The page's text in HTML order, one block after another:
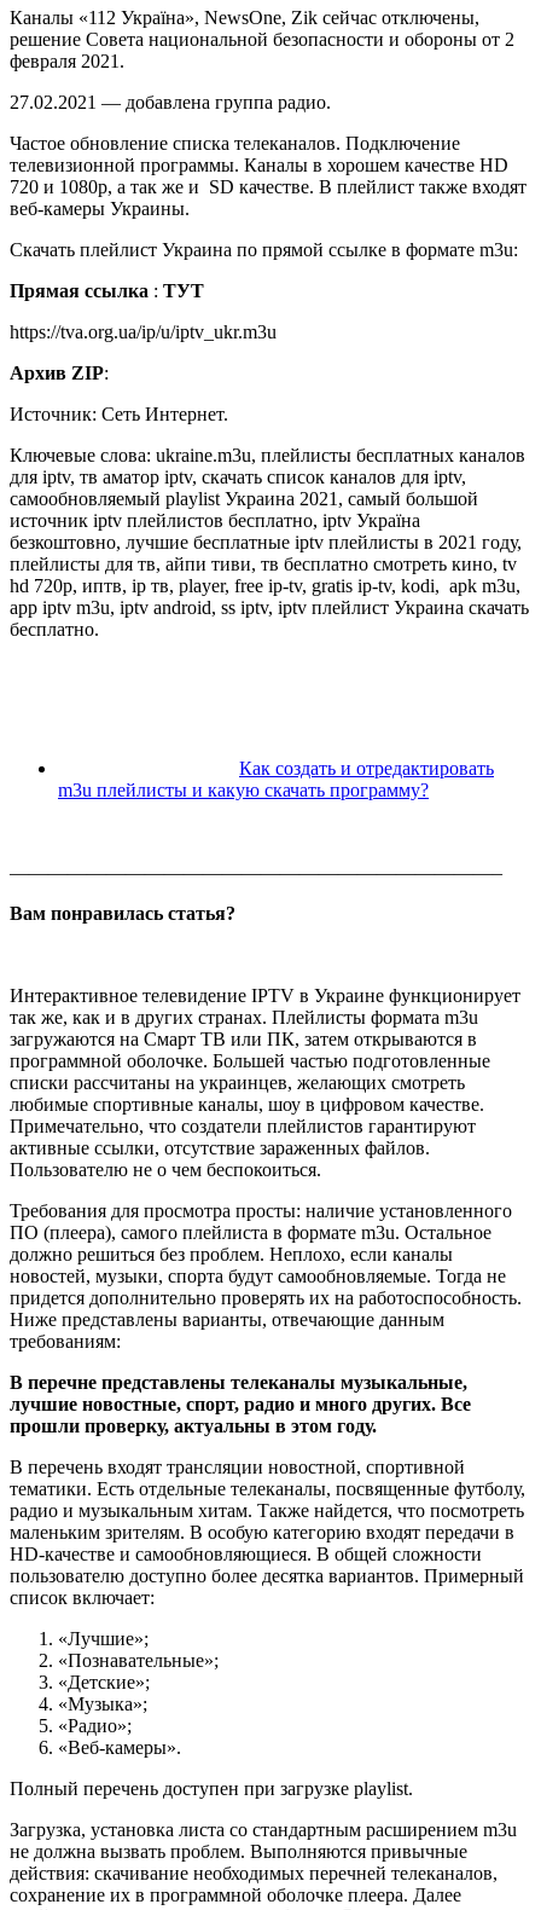
Каналы «112 Україна», NewsOne, Zik сейчас отключены,
решение Совета национальной безопасности и обороны от 2
февраля 2021.
27.02.2021 — добавлена группа радио.
Частое обновление списка телеканалов. Подключение
телевизионной программы. Каналы в хорошем качестве HD
720 и 1080p, а так же и SD качестве. В плейлист также входят
веб-камеры Украины.
Скачать плейлист Украина по прямой ссылке в формате m3u:
Прямая ссылка : ТУТ
https://tva.org.ua/ip/u/iptv_ukr.m3u
Архив ZIP:
Источник: Сеть Интернет.
Ключевые слова: ukraine.m3u, плейлисты бесплатных каналов
для iptv, тв аматор iptv, скачать список каналов для iptv,
самообновляемый playlist Украина 2021, самый большой
источник iptv плейлистов бесплатно, iptv Україна
безкоштовно, лучшие бесплатные iptv плейлисты в 2021 году,
плейлисты для тв, айпи тиви, тв бесплатно смотреть кино, tv
hd 720p, иптв, ip тв, player, free ip-tv, gratis ip-tv, kodi, apk m3u,
app iptv m3u, iptv android, ss iptv, iptv плейлист Украина скачать
бесплатно.
Как создать и отредактировать
m3u плейлисты и какую скачать программу?
—————————————————————————–
Вам понравилась статья?
Интерактивное телевидение IPTV в Украине функционирует
так же, как и в других странах. Плейлисты формата m3u
загружаются на Смарт ТВ или ПК, затем открываются в
программной оболочке. Большей частью подготовленные
списки рассчитаны на украинцев, желающих смотреть
любимые спортивные каналы, шоу в цифровом качестве.
Примечательно, что создатели плейлистов гарантируют
активные ссылки, отсутствие зараженных файлов.
Пользователю не о чем беспокоиться.
Требования для просмотра просты: наличие установленного
ПО (плеера), самого плейлиста в формате m3u. Остальное
должно решиться без проблем. Неплохо, если каналы
новостей, музыки, спорта будут самообновляемые. Тогда не
придется дополнительно проверять их на работоспособность.
Ниже представлены варианты, отвечающие данным
требованиям:
В перечне представлены телеканалы музыкальные,
лучшие новостные, спорт, радио и много других. Все
прошли проверку, актуальны в этом году.
В перечень входят трансляции новостной, спортивной
тематики. Есть отдельные телеканалы, посвященные футболу,
радио и музыкальным хитам. Также найдется, что посмотреть
маленьким зрителям. В особую категорию входят передачи в
HD-качестве и самообновляющиеся. В общей сложности
пользователю доступно более десятка вариантов. Примерный
список включает:
«Лучшие»;
«Познавательные»;
«Детские»;
«Музыка»;
«Радио»;
«Веб-камеры».
Полный перечень доступен при загрузке playlist.
Загрузка, установка листа со стандартным расширением m3u
не должна вызвать проблем. Выполняются привычные
действия: скачивание необходимых перечней телеканалов,
сохранение их в программной оболочке плеера. Далее